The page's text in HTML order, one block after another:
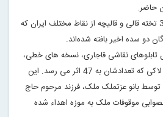
حاضر.
مجموعه فرش شامل 34 تخته قالی و قالیچه از نقاط مختلف ایران که
دو سده اخیر بافته شده‌اند.
تابلوهای نقاشی قاجاری، نسخه های خطی،
قلمدان، سرقلیان و آثار لاکی که تعدادشان به 47 اثر می رسد. این
مجموعه در سال 1385 توسط بانو عزتملک ملک، فرزند مرحوم حاج
موقوفات ملک به موزه اهداء شده